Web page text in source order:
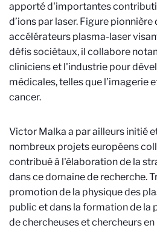
apporté d'importantes
d’ions par laser. Figure
accélérateurs plasma-laser
défis sociétaux, il collabore
cliniciens et l'industrie pour
médicales, telles que l’imagerie
cancer.
Victor Malka a par ailleurs initié
nombreux projets européens
contribué à l'élaboration de la
dans ce domaine de recherche.
promotion de la physique des
public et dans la formation de la
de chercheuses et chercheurs